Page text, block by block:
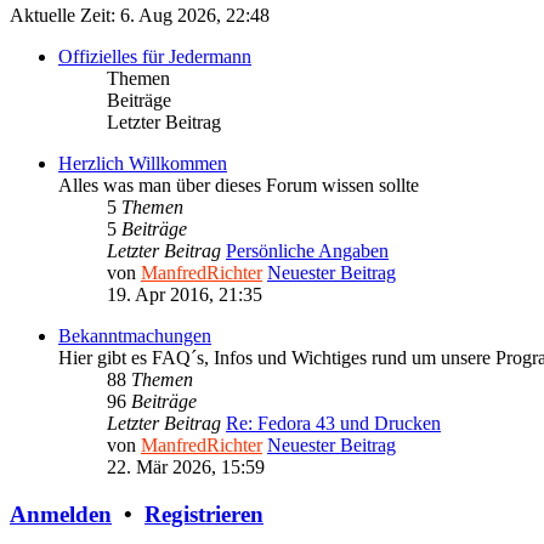
Aktuelle Zeit: 6. Aug 2026, 22:48
Offizielles für Jedermann
Themen
Beiträge
Letzter Beitrag
Herzlich Willkommen
Alles was man über dieses Forum wissen sollte
5 Themen
5 Beiträge
Letzter Beitrag Persönliche Angaben
von ManfredRichter Neuester Beitrag
19. Apr 2016, 21:35
Bekanntmachungen
Hier gibt es FAQ´s, Infos und Wichtiges rund um unsere
88 Themen
96 Beiträge
Letzter Beitrag Re: Fedora 43 und Drucken
von ManfredRichter Neuester Beitrag
22. Mär 2026, 15:59
Anmelden • Registrieren